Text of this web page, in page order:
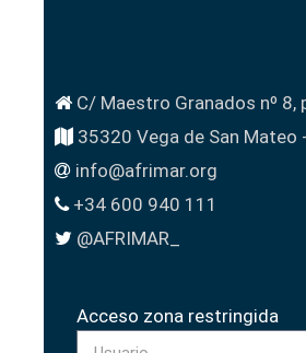
C/ Maestro Granados nº 8,
35320 Vega de San Mateo
info@afrimar.org
+34 600 940 111
@AFRIMAR_
Acceso zona restringida